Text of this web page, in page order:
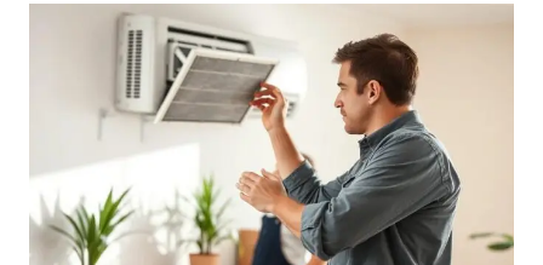
現
場
資
料？
空
運
費
用
的
美
代
購